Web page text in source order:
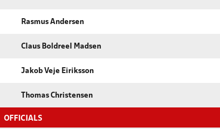
Rasmus Andersen
Claus Boldreel Madsen
Jakob Veje Eiriksson
Thomas Christensen
OFFICIALS